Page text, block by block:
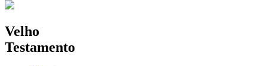
Velho
Testamento